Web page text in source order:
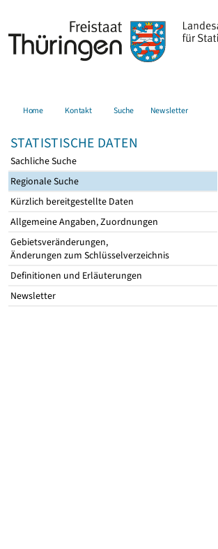
Home Kontakt Suche Newsletter
STATISTISCHE DATEN
Sachliche Suche
Regionale Suche
Kürzlich bereitgestellte Daten
Allgemeine Angaben, Zuordnungen
Gebietsveränderungen,
Änderungen zum Schlüsselverzeichnis
Definitionen und Erläuterungen
Newsletter